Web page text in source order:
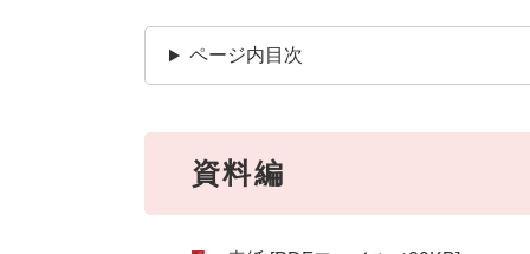
ページ内目次
資料編